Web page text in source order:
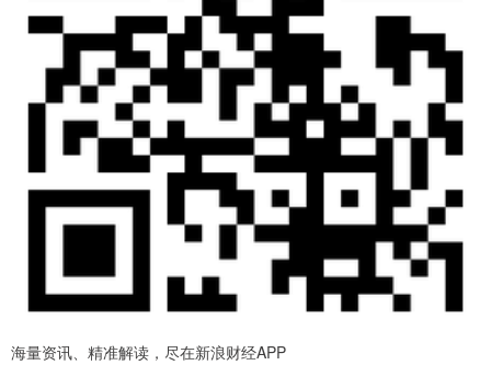
海量资讯、精准解读，尽在新浪财经APP